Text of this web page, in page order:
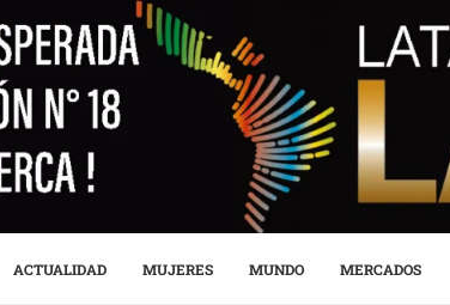
ACTUALIDAD MUJERES MUNDO MERCADOS